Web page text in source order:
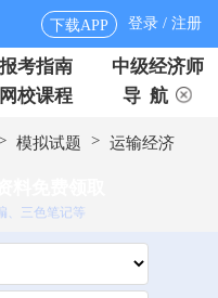
下载APP 登录 / 注册
报考指南
中级经济师
网校课程 导 航
模拟试题 > 运输经济
、三色笔记等